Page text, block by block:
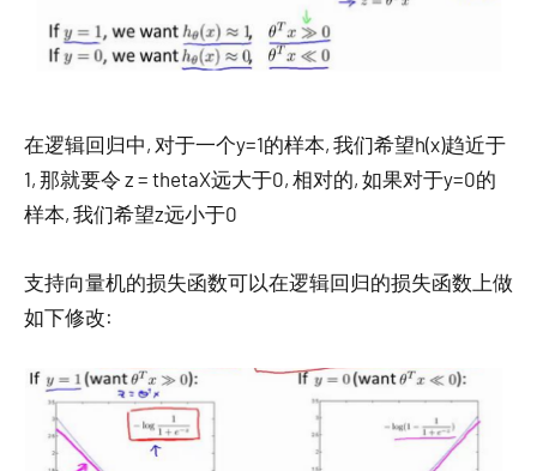
在逻辑回归中, 对于一个y=1的样本, 我们希望h(x)趋近于
1, 那就要令 z = thetaX远大于0, 相对的, 如果对于y=0的
样本, 我们希望z远小于0
支持向量机的损失函数可以在逻辑回归的损失函数上做
如下修改: